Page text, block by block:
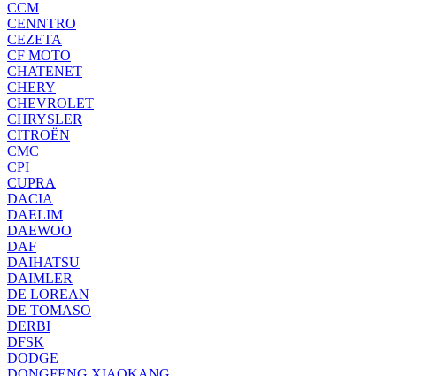
CCM
CENNTRO
CEZETA
CF MOTO
CHATENET
CHERY
CHEVROLET
CHRYSLER
CITROËN
CMC
CPI
CUPRA
DACIA
DAELIM
DAEWOO
DAF
DAIHATSU
DAIMLER
DE LOREAN
DE TOMASO
DERBI
DFSK
DODGE